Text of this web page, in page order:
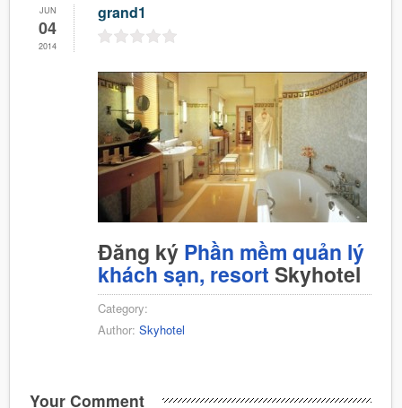
JUN
04
2014
grand1
Đăng ký Phần mềm quản lý
khách sạn, resort Skyhotel
Category:
Author: Skyhotel
Your Comment